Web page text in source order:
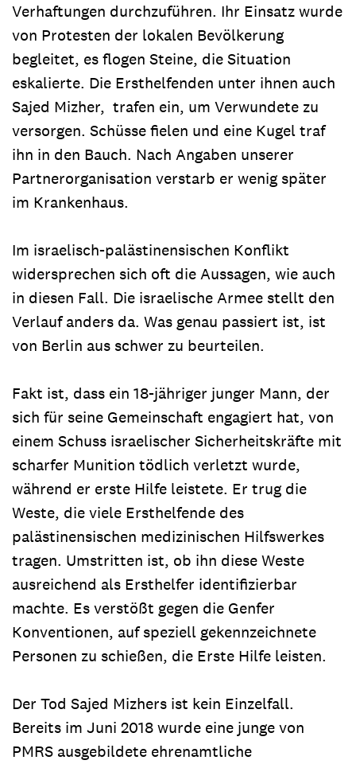
Verhaftungen durchzuführen. Ihr Einsatz wurde
von Protesten der lokalen Bevölkerung
begleitet, es flogen Steine, die Situation
eskalierte. Die Ersthelfenden unter ihnen auch
Sajed Mizher, trafen ein, um Verwundete zu
versorgen. Schüsse fielen und eine Kugel traf
ihn in den Bauch. Nach Angaben unserer
Partnerorganisation verstarb er wenig später
im Krankenhaus.
Im israelisch-palästinensischen Konflikt
widersprechen sich oft die Aussagen, wie auch
in diesen Fall. Die israelische Armee stellt den
Verlauf anders da. Was genau passiert ist, ist
von Berlin aus schwer zu beurteilen.
Fakt ist, dass ein 18-jähriger junger Mann, der
sich für seine Gemeinschaft engagiert hat, von
einem Schuss israelischer Sicherheitskräfte mit
scharfer Munition tödlich verletzt wurde,
während er erste Hilfe leistete. Er trug die
Weste, die viele Ersthelfende des
palästinensischen medizinischen Hilfswerkes
tragen. Umstritten ist, ob ihn diese Weste
ausreichend als Ersthelfer identifizierbar
machte. Es verstößt gegen die Genfer
Konventionen, auf speziell gekennzeichnete
Personen zu schießen, die Erste Hilfe leisten.
Der Tod Sajed Mizhers ist kein Einzelfall.
Bereits im Juni 2018 wurde eine junge von
PMRS ausgebildete ehrenamtliche